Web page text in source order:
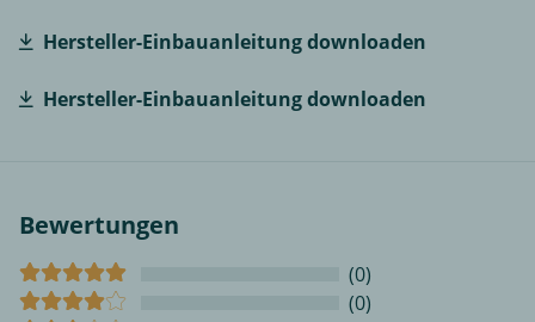
Hersteller-Einbauanleitung downloaden
Hersteller-Einbauanleitung downloaden
Bewertungen
(0)
(0)